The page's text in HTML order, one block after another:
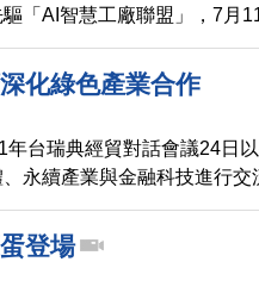
「AI智慧工廠聯盟」，7月
智慧企業」研討會，超過70
化綠色產業合作
台瑞典經貿對話會議24日
永續產業與金融科技進行交
。
登場